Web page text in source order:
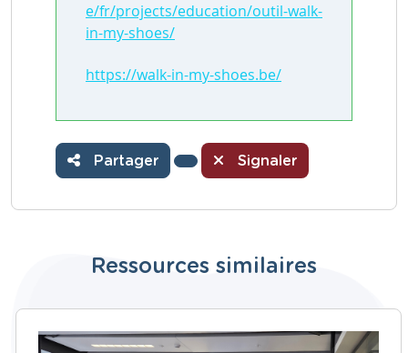
e/fr/projects/education/outil-walk-
in-my-shoes/
https://walk-in-my-shoes.be/
Partager Signaler
Ressources similaires